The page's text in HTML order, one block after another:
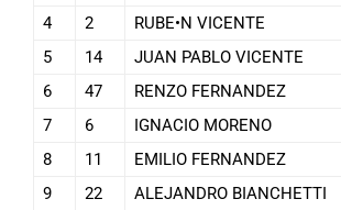
4
2 RUBE•N VICENTE
5
14 JUAN PABLO VICENTE
6
47 RENZO FERNANDEZ
7
6 IGNACIO MORENO
8
11 EMILIO FERNANDEZ
9
22 ALEJANDRO BIANCHETTI